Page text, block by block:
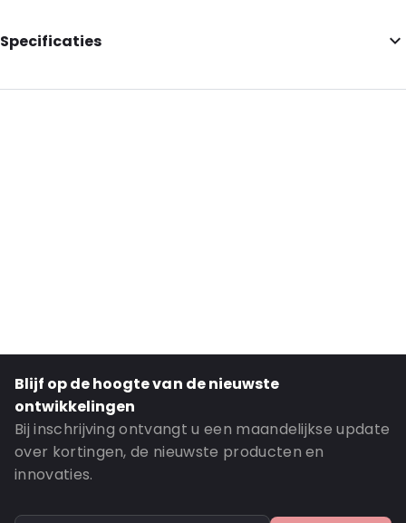
Specificaties
External Length: 220
Blijf op de hoogte van de nieuwste
ontwikkelingen
Bij inschrijving ontvangt u een maandelijkse update
over kortingen, de nieuwste producten en
innovaties.